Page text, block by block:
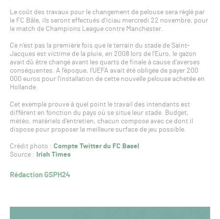
Le coût des travaux pour le changement de pelouse sera réglé par
le FC Bâle, ils seront effectués d’iciau mercredi 22 novembre, pour
le match de Champions League contre Manchester.
Ce n’est pas la première fois que le terrain du stade de Saint-
Jacques est victime de la pluie, en 2008 lors de l’Euro, le gazon
avait dû être changé avant les quarts de finale à cause d’averses
conséquentes. A l’époque, l’UEFA avait été obligée de payer 200
000 euros pour l’installation de cette nouvelle pelouse achetée en
Hollande.
Cet exemple prouve à quel point le travail des intendants est
différent en fonction du pays où se situe leur stade. Budget,
météo, matériels d’entretien, chacun compose avec ce dont il
dispose pour proposer la meilleure surface de jeu possible.
Crédit photo : Compte Twitter du FC Basel
Source :
Irish Times
Rédaction GSPH24